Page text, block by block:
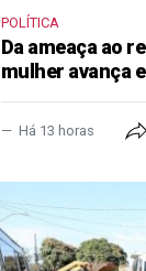
POLÍTICA
Da ameaça ao
mulher avança
Há 13 horas